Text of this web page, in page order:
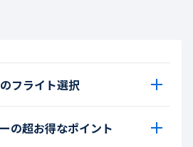
フライト選択
の超お得なポイント